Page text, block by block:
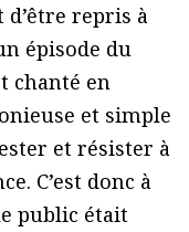
repris à
épisode du
chanté en
et simple
et résister à
C’est donc à
public était